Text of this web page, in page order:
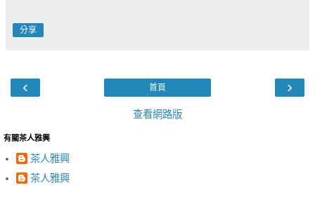
分享
‹ ›
首頁
查看網路版
有關茶人雅興
茶人雅興
茶人雅興